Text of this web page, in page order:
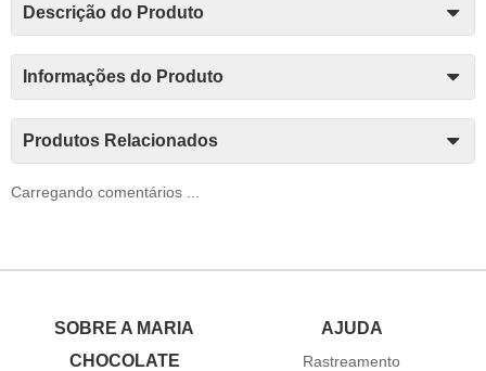
Descrição do Produto
Informações do Produto
Produtos Relacionados
Carregando comentários ...
SOBRE A MARIA
CHOCOLATE
AJUDA
Rastreamento